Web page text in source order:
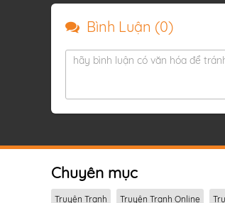
Bình Luận (0)
hãy bình luận có văn hóa để
Chuyên mục
Truyện Tranh Truyện Tranh Online